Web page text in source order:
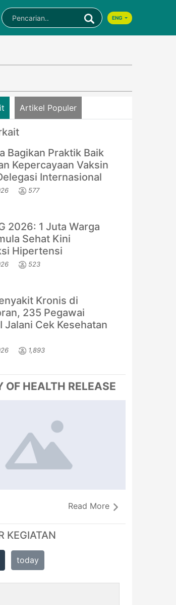
ENG
Artikel Populer
Bagikan Praktik Baik
Kepercayaan Vaksin
Internasional
577
2026: 1 Juta Warga
Sehat Kini
Hipertensi
523
Kronis di
235 Pegawai
Jalani Cek Kesehatan
1,893
OF HEALTH RELEASE
Read More
KEGIATAN
today